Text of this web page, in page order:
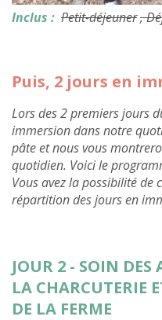
Inclus : Petit-déjeuner,
Puis, 2 jours en
Lors des 2 premiers jours
immersion dans notre
pâte et nous vous
quotidien. Voici le
Vous avez la possibilité de
répartition des jours en
JOUR 2 - SOIN
LA CHARCUTERIE
DE LA FERME